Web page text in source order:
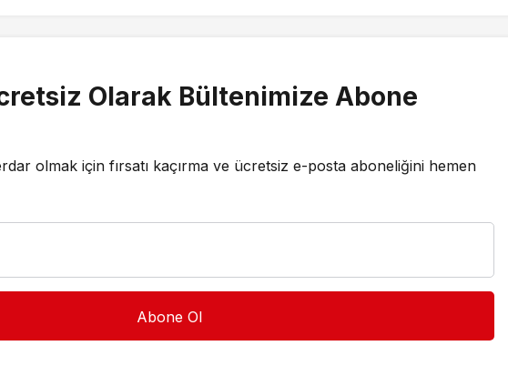
Olarak Bültenimize Abone
olmak için fırsatı kaçırma ve ücretsiz e-posta aboneliğini hemen